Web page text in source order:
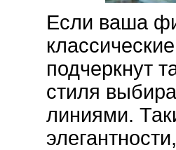
Если ваша
подчеркнут
стиля
линиями.